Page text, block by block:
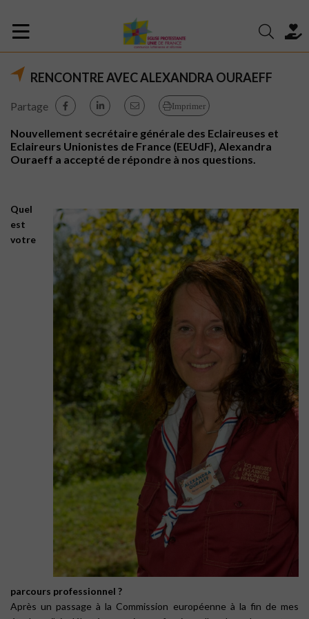
RENCONTRE AVEC ALEXANDRA OURAEFF
Partage Imprimer
Nouvellement secrétaire générale des Eclaireuses et
Eclaireurs Unionistes de France (EEUdF), Alexandra
Ouraeff a accepté de répondre à nos questions.
Quel
est
votre
parcours professionnel ?
Après un passage à la Commission européenne à la fin de mes